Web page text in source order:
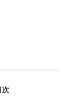
次